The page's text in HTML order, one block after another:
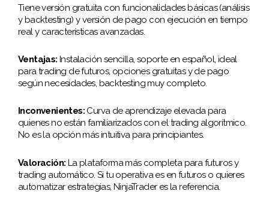
Tiene versión gratuita con funcionalidades básicas (análisis
y backtesting) y versión de pago con ejecución en tiempo
real y características avanzadas.
Ventajas: Instalación sencilla, soporte en español, ideal
para trading de futuros, opciones gratuitas y de pago
según necesidades, backtesting muy completo.
Inconvenientes: Curva de aprendizaje elevada para
quienes no están familiarizados con el trading algorítmico.
No es la opción más intuitiva para principiantes.
Valoración: La plataforma más completa para futuros y
trading automático. Si tu operativa es en futuros o quieres
automatizar estrategias, NinjaTrader es la referencia.